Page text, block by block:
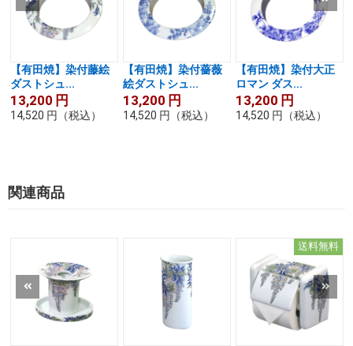
【有田焼】染付藤絵
ダストシュ...
13,200 円
14,520 円 （税込）
【有田焼】染付薔薇
絵ダストシュ...
13,200 円
14,520 円 （税込）
【有田焼】染付大正
ロマン ダス...
13,200 円
14,520 円 （税込）
関連商品
送料無料